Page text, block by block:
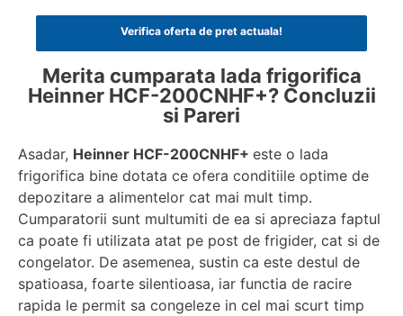
Verifica oferta de pret actuala!
Merita cumparata lada frigorifica
Heinner HCF-200CNHF+? Concluzii
si Pareri
Asadar, Heinner HCF-200CNHF+ este o lada
frigorifica bine dotata ce ofera conditiile optime de
depozitare a alimentelor cat mai mult timp.
Cumparatorii sunt multumiti de ea si apreciaza faptul
ca poate fi utilizata atat pe post de frigider, cat si de
congelator. De asemenea, sustin ca este destul de
spatioasa, foarte silentioasa, iar functia de racire
rapida le permit sa congeleze in cel mai scurt timp